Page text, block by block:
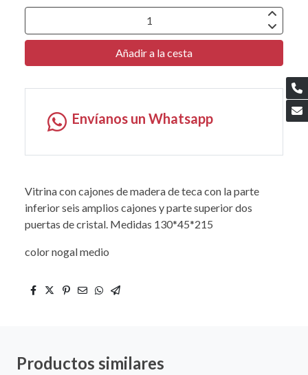
Añadir a la cesta
Envíanos un Whatsapp
Vitrina con cajones de madera de teca con la parte
inferior seis amplios cajones y parte superior dos
puertas de cristal. Medidas 130*45*215
color nogal medio
Productos similares